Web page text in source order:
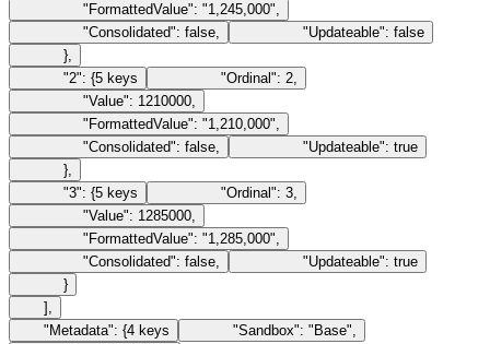
"FormattedValue": "1,245,000",
"Consolidated": false, "Updateable": false
},
"2": {5 keys "Ordinal": 2,
"Value": 1210000,
"FormattedValue": "1,210,000",
"Consolidated": false, "Updateable": true
},
"3": {5 keys "Ordinal": 3,
"Value": 1285000,
"FormattedValue": "1,285,000",
"Consolidated": false, "Updateable": true
}
] ,
"Metadata": {4 keys "Sandbox": "Base",